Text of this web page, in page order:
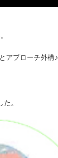
アプローチ外構♪
。